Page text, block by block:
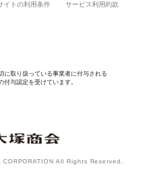
イトの利用条件 サービス利用約款
に取り扱っている事業者に付与される
付与認定を受けています。
All Rights Reserved.